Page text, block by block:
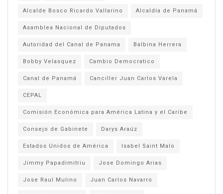
Alcalde Bosco Ricardo Vallarino Alcaldía de Panamá
Asamblea Nacional de Diputados
Autoridad del Canal de Panama Balbina Herrera
Bobby Velasquez Cambio Democratico
Canal de Panamá Canciller Juan Carlos Varela
CEPAL
Comisión Económica para América Latina y el Caribe
Consejo de Gabinete Darys Araúz
Estados Unidos de América Isabel Saint Malo
Jimmy Papadimitriu Jose Domingo Arias
Jose Raul Mulino Juan Carlos Navarro